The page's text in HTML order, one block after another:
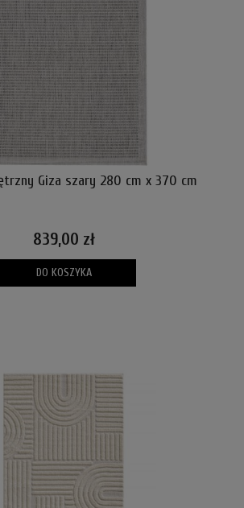
Giza szary 280 cm x 370 cm
839,00 zł
DO KOSZYKA